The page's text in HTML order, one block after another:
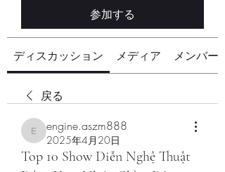
参加する
ディスカッション メディア メンバー
戻る
engine.aszm888
engine.aszm888
2025年4月20日
Top 10 Show Diễn Nghệ Thuật